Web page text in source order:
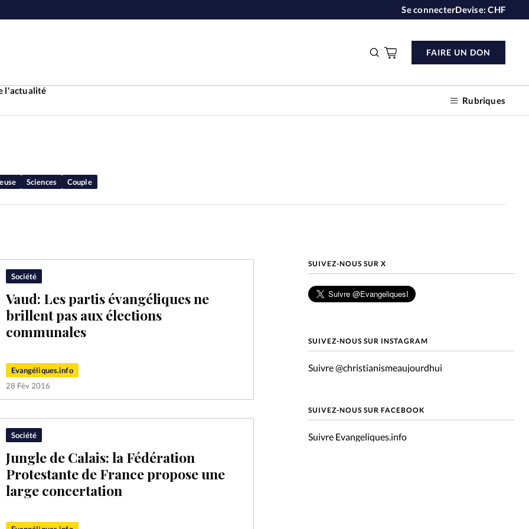
Se connecterDevise:CHF
l'actualité
Rubriques
FAIRE UN DON
Société
Nous contacter
Sciences Couple
Société
Vaud: Les partis évangéliques ne
brillent pas aux élections
communales
Evangéliques.info
28 Fév 2016
Société
Jungle de Calais: la Fédération
Protestante de France propose une
large concertation
SUIVEZ-NOUS SUR X
SUIVEZ-NOUS SUR INSTAGRAM
Suivre @christianismeaujourdhui
SUIVEZ-NOUS SUR FACEBOOK
Suivre Evangeliques.info